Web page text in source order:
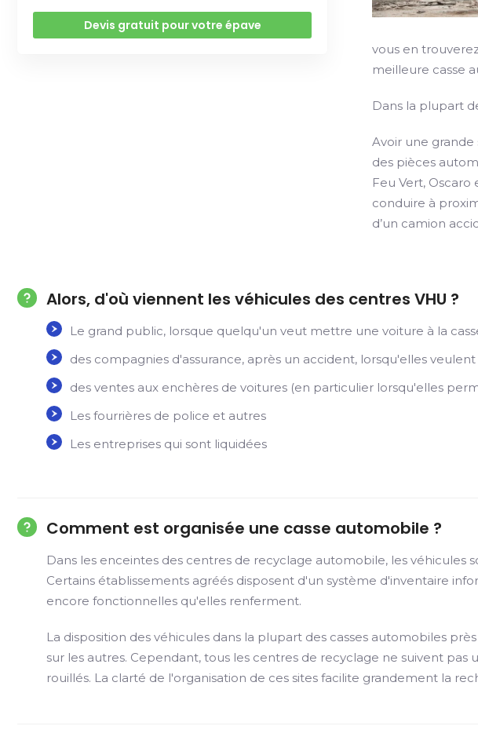
Devis gratuit pour votre épave
vous en
meilleure casse
Dans la plupart
Avoir une
des pièces
Feu Vert,
conduire à
d’un camion
Alors, d'où viennent les véhicules des centres VHU ?
Le grand public, lorsque quelqu'un veut mettre une voiture à la
des compagnies d'assurance, après un accident, lorsqu'elles
des ventes aux enchères de voitures (en particulier lorsqu'elles
Les fourrières de police et autres
Les entreprises qui sont liquidées
Comment est organisée une casse automobile ?
Dans les enceintes des centres de recyclage automobile, les
Certains établissements agréés disposent d'un système d'inventaire
encore fonctionnelles qu'elles renferment.
La disposition des véhicules dans la plupart des casses automobiles
sur les autres. Cependant, tous les centres de recyclage ne suivent
rouillés. La clarté de l'organisation de ces sites facilite grandement la